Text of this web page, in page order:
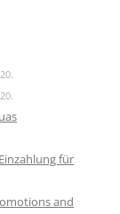
für
and